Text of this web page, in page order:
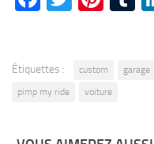
Étiquettes : custom garage
pimp my ride
voiture